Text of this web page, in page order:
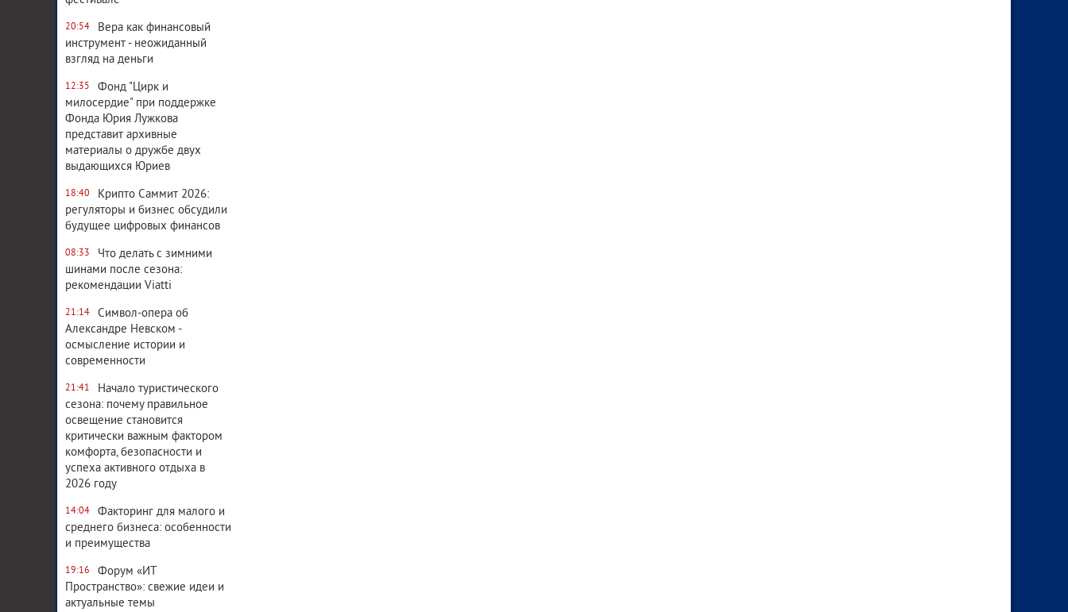
20:54
Вера как финансовый
инструмент - неожиданный
взгляд на деньги
12:35
Фонд "Цирк и
милосердие" при поддержке
Фонда Юрия Лужкова
представит архивные
материалы о дружбе двух
выдающихся Юриев
18:40
Крипто Саммит 2026:
регуляторы и бизнес обсудили
будущее цифровых финансов
08:33
Что делать с зимними
шинами после сезона:
рекомендации Viatti
21:14
Символ-опера об
Александре Невском -
осмысление истории и
современности
21:41
Начало туристического
сезона: почему правильное
освещение становится
критически важным фактором
комфорта, безопасности и
успеха активного отдыха в
2026 году
14:04
Факторинг для малого и
среднего бизнеса: особенности
и преимущества
19:16
Форум «ИТ
Пространство»: свежие идеи и
актуальные темы